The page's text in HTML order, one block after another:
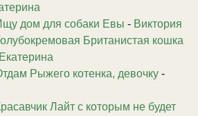
дом для собаки Евы - Виктория
Британистая кошка
Екатерина
Рыжего котенка, девочку -
Лайт с которым не будет